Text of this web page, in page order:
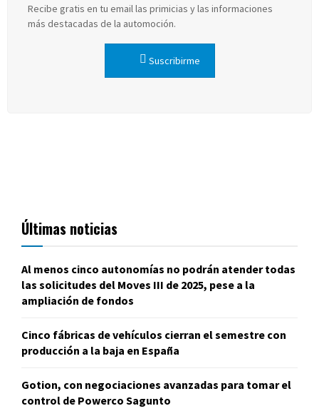
Recibe gratis en tu email las primicias y las informaciones
más destacadas de la automoción.
Suscribirme
Últimas noticias
Al menos cinco autonomías no podrán atender todas
las solicitudes del Moves III de 2025, pese a la
ampliación de fondos
Cinco fábricas de vehículos cierran el semestre con
producción a la baja en España
Gotion, con negociaciones avanzadas para tomar el
control de Powerco Sagunto